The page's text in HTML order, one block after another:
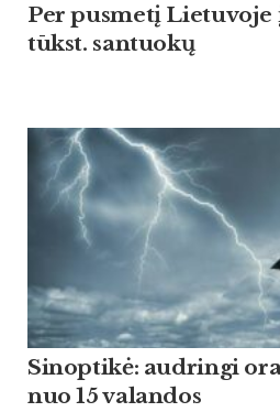
Per pusmetį Lietuvoje
tūkst. santuokų
Sinoptikė: audringi
nuo 15 valandos